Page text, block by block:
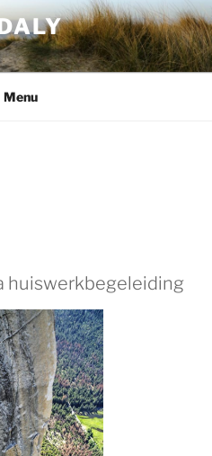
Menu
huiswerkbegeleiding